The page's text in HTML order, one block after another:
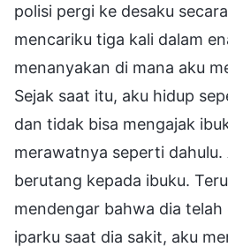
polisi pergi ke desaku
mencariku tiga kali dalam
menanyakan di mana aku
Sejak saat itu, aku hidup
dan tidak bisa mengajak
merawatnya seperti dahulu.
berutang kepada ibuku.
mendengar bahwa dia
iparku saat dia sakit, aku